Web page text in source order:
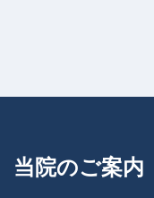
当院のご案内